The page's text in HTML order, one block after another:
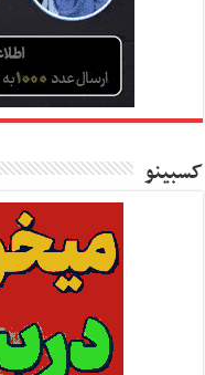
کسبینو